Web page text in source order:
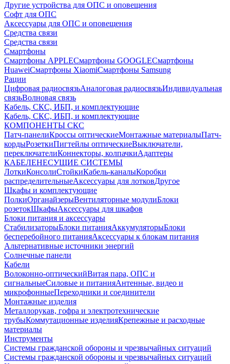
Другие устройства для ОПС и оповещения
Софт для ОПС
Аксессуары для ОПС и оповещения
Средства связи
Средства связи
Смартфоны
Смартфоны APPLEСмартфоны GOOGLEСмартфоны
HuaweiСмартфоны XiaomiСмартфоны Samsung
Рации
Цифровая радиосвязьАналоговая радиосвязьИндивидуальная
связьВолновая связь
Кабель, СКС, ИБП, и комплектующие
Кабель, СКС, ИБП, и комплектующие
КОМПОНЕНТЫ СКС
Патч-панелиКроссы оптическиеМонтажные материалыПатч-
кордыРозеткиПигтейлы оптическиеВыключатели,
переключателиКоннекторы, колпачкиАдаптеры
КАБЕЛЕНЕСУЩИЕ СИСТЕМЫ
ЛоткиКонсолиСтойкиКабель-каналыКоробки
распределительныеАксессуары для лотковДругое
Шкафы и комплектующие
ПолкиОрганайзерыВентиляторные модулиБлоки
розетокШкафыАксессуары для шкафов
Блоки питания и аксессуары
СтабилизаторыБлоки питанияАккумуляторыБлоки
бесперебойного питанияАксессуары к блокам питания
Альтернативные источники энергий
Солнечные панели
Кабели
Волоконно-оптическийВитая пара, ОПС и
сигнальныеСиловые и питанияАнтенные, видео и
микрофонныеПереходники и соединители
Монтажные изделия
Металлорукав, гофра и электротехнические
трубыКоммутационные изделияКрепежные и расходные
материалы
Инструменты
Системы гражданской обороны и чрезвычайных ситуаций
Системы гражданской обороны и чрезвычайных ситуаций